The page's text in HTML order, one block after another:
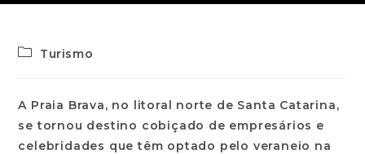
Turismo
A Praia Brava, no litoral norte de Santa Catarina,
se tornou destino cobiçado de empresários e
celebridades que têm optado pelo veraneio na